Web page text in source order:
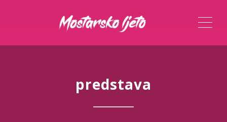
predstava